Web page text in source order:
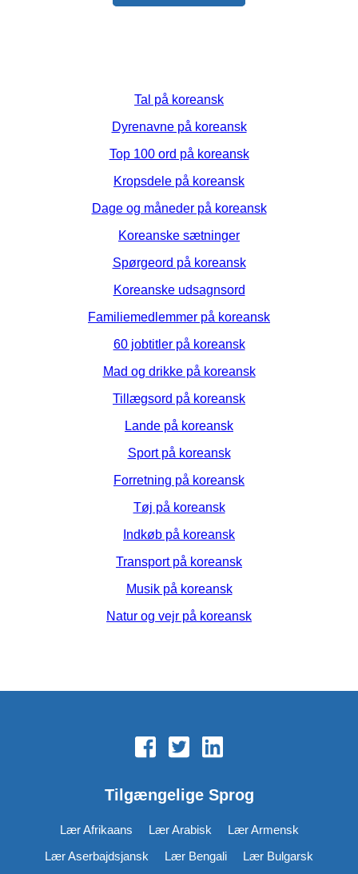
Tal på koreansk
Dyrenavne på koreansk
Top 100 ord på koreansk
Kropsdele på koreansk
Dage og måneder på koreansk
Koreanske sætninger
Spørgeord på koreansk
Koreanske udsagnsord
Familiemedlemmer på koreansk
60 jobtitler på koreansk
Mad og drikke på koreansk
Tillægsord på koreansk
Lande på koreansk
Sport på koreansk
Forretning på koreansk
Tøj på koreansk
Indkøb på koreansk
Transport på koreansk
Musik på koreansk
Natur og vejr på koreansk
Tilgængelige Sprog
Lær Afrikaans Lær Arabisk
Lær Armensk
Lær Aserbajdsjansk
Lær Bengali
Lær Bulgarsk